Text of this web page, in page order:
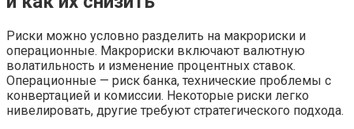
Риски можно условно разделить на макрориски и
операционные. Макрориски включают валютную
волатильность и изменение процентных ставок.
Операционные — риск банка, технические проблемы с
конвертацией и комиссии. Некоторые риски легко
нивелировать, другие требуют стратегического подхода.